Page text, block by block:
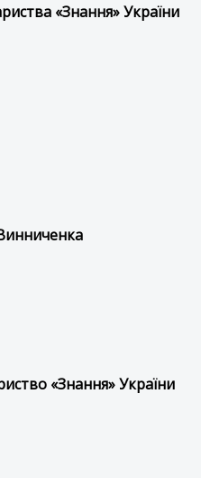
«Знання» України
«Знання» України